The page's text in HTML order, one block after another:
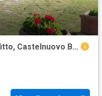
Appartamento arredato in affitto, Castelnuovo Berardenga pianella